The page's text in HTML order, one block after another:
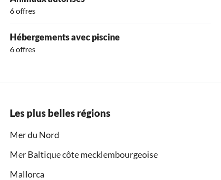
6 offres
Hébergements avec piscine
6 offres
Les plus belles régions
Mer du Nord
Mer Baltique côte mecklembourgeoise
Mallorca